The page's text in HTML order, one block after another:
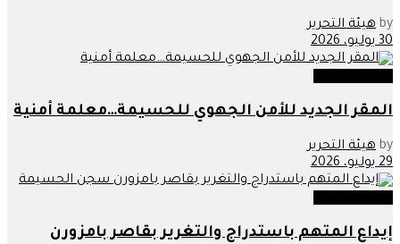
by هيئة التحرير
30 يوليو، 2026
المقر الجديد للأمن الجهوي للحسيمة…معلمة أمنية
by هيئة التحرير
29 يوليو، 2026
إيداع المتهم باستدراج والتغرير بقاصر بامزورن